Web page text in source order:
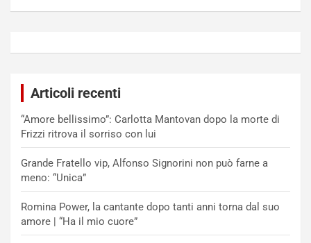
Articoli recenti
“Amore bellissimo”: Carlotta Mantovan dopo la morte di
Frizzi ritrova il sorriso con lui
Grande Fratello vip, Alfonso Signorini non può farne a
meno: “Unica”
Romina Power, la cantante dopo tanti anni torna dal suo
amore | “Ha il mio cuore”